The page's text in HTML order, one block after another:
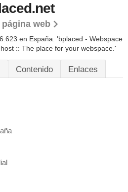
página web
en España. 'bplaced - Webspace
:: The place for your webspace.'
Contenido
Enlaces